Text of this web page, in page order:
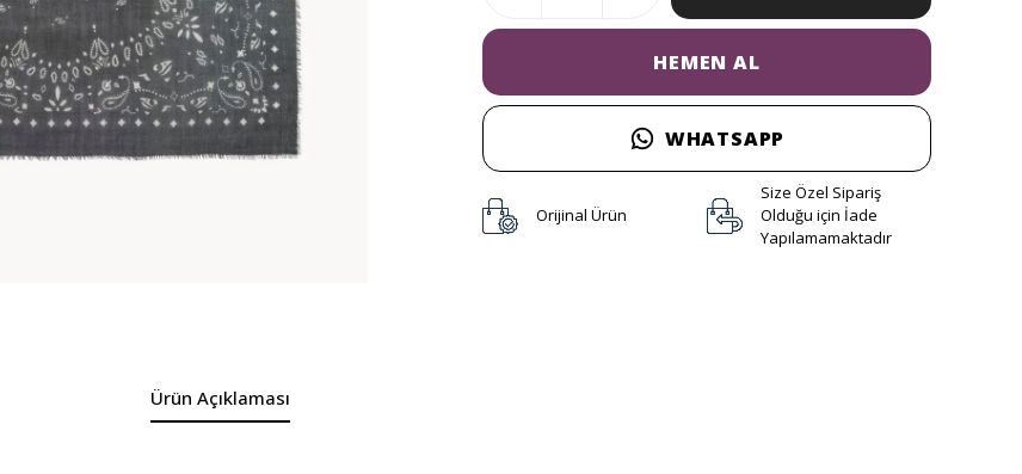
HEMEN AL
WHATSAPP
Orijinal Ürün
Size Özel Sipariş
Olduğu için İade
Yapılamamaktadır
Ürün Açıklaması